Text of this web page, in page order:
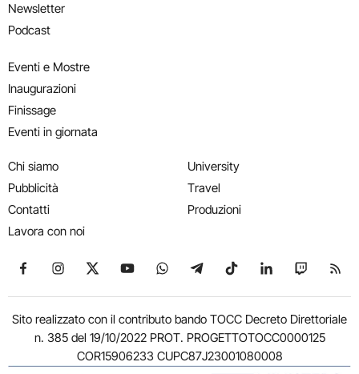
Newsletter
Podcast
Eventi e Mostre
Inaugurazioni
Finissage
Eventi in giornata
Chi siamo
Pubblicità
Contatti
Lavora con noi
University
Travel
Produzioni
Seguici su Facebook
Seguici su Instagram
Seguici su X
Seguici su YouTube
Seguici su WhatsApp
Seguici su Telegram
Seguici su TikTok
Seguici su
Seguici
Sito realizzato con il contributo bando TOCC Decreto Direttoriale
n. 385 del 19/10/2022 PROT. PROGETTOTOCC0000125
COR15906233 CUPC87J23001080008